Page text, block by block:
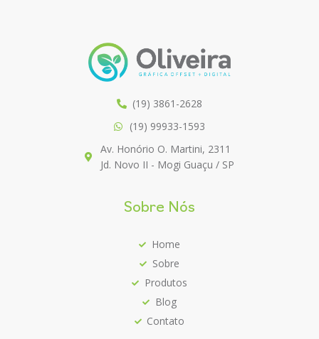
(19) 3861-2628
(19) 99933-1593
Av. Honório O. Martini, 2311
Jd. Novo II - Mogi Guaçu / SP
Sobre Nós
Home
Sobre
Produtos
Blog
Contato